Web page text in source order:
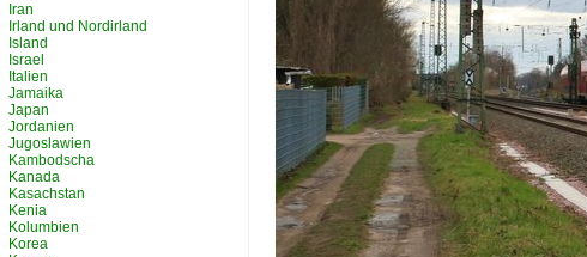
Iran
Irland und Nordirland
Island
Israel
Italien
Jamaika
Japan
Jordanien
Jugoslawien
Kambodscha
Kanada
Kasachstan
Kenia
Kolumbien
Korea